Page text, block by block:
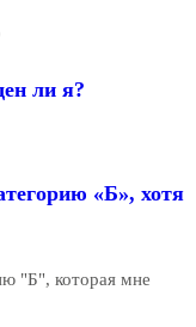
ли я?
«Б», хотя
"Б", которая мне